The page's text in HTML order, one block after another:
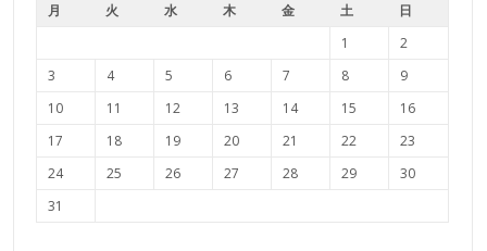
月
火 水 木 金 土
日
1
2
3
4 5 6 7 8
9
10
11 12 13 14 15
16
17
18 19 20 21 22
23
24
25 26 27 28 29
30
31